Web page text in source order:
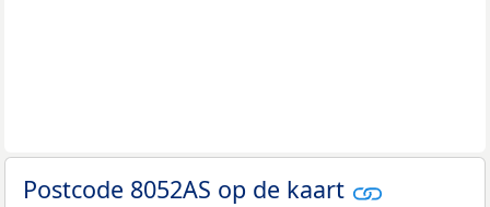
Postcode 8052AS op de kaart